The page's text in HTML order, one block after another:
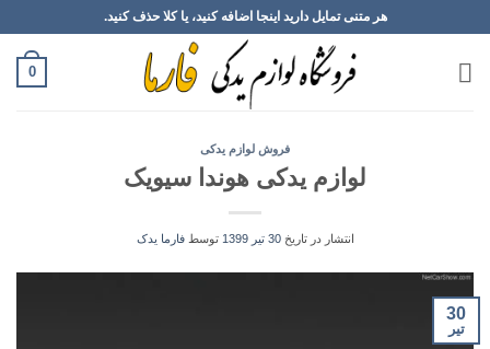
to
content
هر متنی تمایل دارید اینجا اضافه کنید، یا کلا حذف کنید.
0
فروش لوازم یدکی
لوازم یدکی هوندا سیویک
انتشار در تاریخ30 تیر 1399 توسطفارما یدک
30
تیر